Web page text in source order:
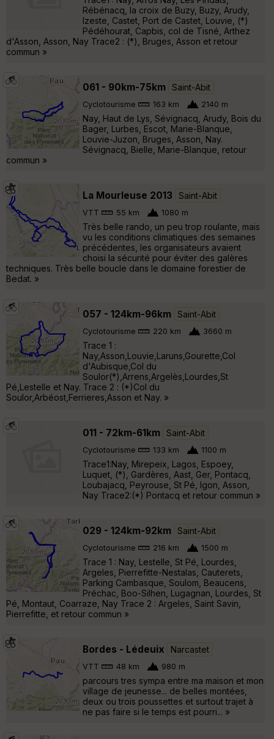
Rébénacq, la croix de Buzy, Buzy, Arudy,
Izeste, Castet, Port de Castet, Louvie, (*)
Pédéhourat, Capbis, col de Tisné, Arthez
d'Asson, Asson, Nay Trace2 : (*), Bruges, Asson et retour
commun »
061 - 90km-75km Saint-Abit
Cyclotourisme 163 km 2140 m
Nay, Haut de Lys, Sévignacq, Arudy, Bois du
Bager, Lurbes, Escot, Marie-Blanque,
Louvie-Juzon, Bruges, Asson, Nay.
Sévignacq, Bielle, Marie-Blanque, retour
commun »
La Mourleuse 2013 Saint-Abit
VTT 55 km 1080 m
Très belle rando, un peu trop roulante, mais
vu les conditions climatiques des semaines
précédentes, les organisateurs avaient
choisi la sécurité pour éviter des galères
techniques. Très belle boucle dans le domaine forestier de
Bedat. »
057 - 124km-96km Saint-Abit
Cyclotourisme 220 km 3660 m
Trace 1 :
Nay,Asson,Louvie,Laruns,Gourette,Col
d'Aubisque,Col du
Soulor(*),Arrens,Argelès,Lourdes,St
Pé,Lestelle et Nay. Trace 2 : (*)Col du
Soulor,Arbéost,Ferrieres,Asson et Nay. »
011 - 72km-61km Saint-Abit
Cyclotourisme 133 km 1100 m
Trace1:Nay, Mirepeix, Lagos, Espoey,
Luquet, (*), Gardères, Aast, Ger, Pontacq,
Loubajacq, Peyrouse, St Pé, Igon, Asson,
Nay Trace2:(*) Pontacq et retour commun »
029 - 124km-92km Saint-Abit
Cyclotourisme 216 km 1500 m
Trace 1 : Nay, Lestelle, St Pé, Lourdes,
Argeles, Pierrefitte-Nestalas, Cauterets,
Parking Cambasque, Soulom, Beaucens,
Préchac, Boo-Silhen, Lugagnan, Lourdes, St
Pé, Montaut, Coarraze, Nay Trace 2 : Argeles, Saint Savin,
Pierrefitte, et retour commun »
Bordes - Lédeuix Narcastet
VTT 48 km 980 m
parcours tres sympa entre ma maison et mon
village de jeunesse... de belles montées,
deux ou trois poussettes et surtout trajet à
ne pas faire si le temps est pourri... »